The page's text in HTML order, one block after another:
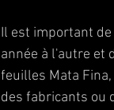
Il est important
année à l'autre et
feuilles Mata
des fabricants ou